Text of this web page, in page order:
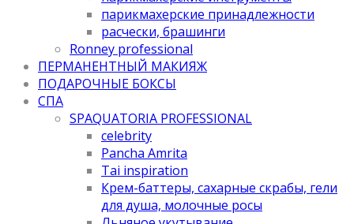
парикмахерские принадлежности
расчески, брашинги
Ronney professional
ПЕРМАНЕНТНЫЙ МАКИЯЖ
ПОДАРОЧНЫЕ БОКСЫ
СПА
SPAQUATORIA PROFESSIONAL
celebrity
Pancha Amrita
Tai inspiration
Крем-баттеры, сахарные скрабы, гели
для душа, молочные росы